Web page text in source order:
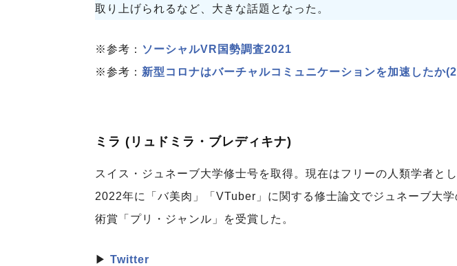
取り上げられるなど、大きな話題となった。
※参考： ソーシャルVR国勢調査2021
※参考： 新型コロナはバーチャルコミュニケーションを加速したか
ミラ (リュドミラ・ブレディキナ)
スイス・ジュネーブ大学修士号を取得。現在はフリーの人類学者と
2022年に「バ美肉」「VTuber」に関する修士論文でジュネーブ大
術賞「プリ・ジャンル」を受賞した。
▶ Twitter